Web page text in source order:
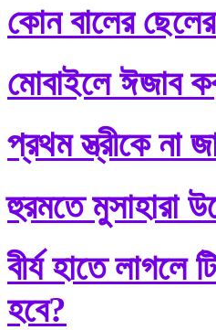
কোন বালের
মোবাইলে ঈজাব
প্রথম স্ত্রীকে না
হুরমতে মুসাহারা
বীর্য হাতে
হবে?